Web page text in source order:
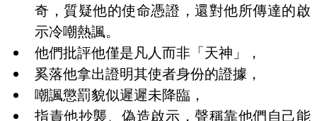
奇，質疑他的使命憑證，還對他所傳達的啟
示冷嘲熱諷。
他們批評他僅是凡人而非「天神」，
奚落他拿出證明其使者身份的證據，
嘲諷懲罰貌似遲遲未降臨，
指責他抄襲、偽造啟示，聲稱靠他們自己能